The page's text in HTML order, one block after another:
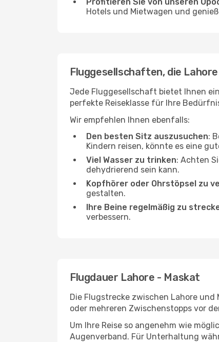
Hotels und Mietwagen und
Fluggesellschaften, die
Jede Fluggesellschaft bietet Ihnen
perfekte Reiseklasse für Ihre
Wir empfehlen Ihnen ebenfalls:
Den besten Sitz auszusuchen:
Kindern reisen, könnte es eine
Viel Wasser zu trinken: Achten
dehydrierend sein kann.
Kopfhörer oder Ohrstöpsel zu
gestalten.
Ihre Beine regelmäßig zu
verbessern.
Flugdauer Lahore - Maskat
Die Flugstrecke zwischen Lahore
oder mehreren Zwischenstopps vor
Um Ihre Reise so angenehm wie
Augenverband. Für Unterhaltung